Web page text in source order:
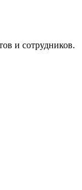
и сотрудников.